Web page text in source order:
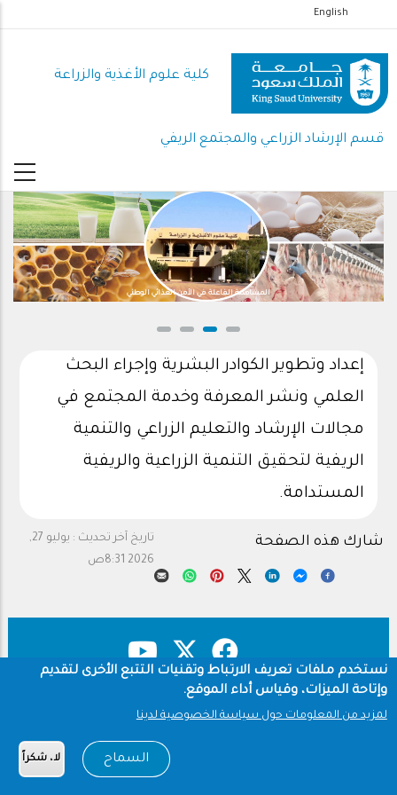
إلى
المحتوى
الرئيسي
English
كلية علوم الأغذية والزراعة
قسم الإرشاد الزراعي والمجتمع الريفي
المساهمة الفاعلة في الأمن الغذائي الوطني
إعداد وتطوير الكوادر البشرية وإجراء البحث
العلمي ونشر المعرفة وخدمة المجتمع في
مجالات الإرشاد والتعليم الزراعي والتنمية
الريفية لتحقيق التنمية الزراعية والريفية
المستدامة.
تاريخ آخر تحديث :
يوليو 27,
2026 8:31ص
شارك هذه الصفحة
Footer
نستخدم ملفات تعريف الارتباط وتقنيات التتبع الأخرى لتقديم
وإتاحة الميزات، وقياس أداء الموقع.
لمزيد من المعلومات حول سياسة الخصوصية لدينا
السماح لا، شكراً